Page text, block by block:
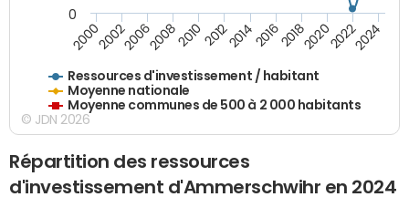
Ressources d'investissement / habitant
Moyenne nationale
Moyenne communes de 500 à 2 000 habitants
200020022006200820102012201420162018202020222024
0
© JDN 2026
Répartition des ressources
d'investissement d'Ammerschwihr en 2024